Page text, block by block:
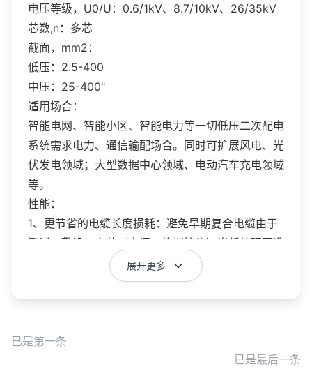
电压等级，U0/U：0.6/1kV、8.7/10kV、26/35kV
芯数,n：多芯
截面，mm2：
低压：2.5-400
中压：25-400"
适用场合：
智能电网、智能小区、智能电力等一切低压二次配电
系统需求电力、通信输配场合。同时可扩展风电、光
伏发电领域；大型数据中心领域、电动汽车充电领域
等。
性能：
1、更节省的电缆长度损耗：避免早期复合电缆由于
测试、敷设、安装（中间、终端接头）光纤处理而造
成的电缆整体长度损耗，增加电缆的采购成本；
2、更稳定的光传输质量：避免早期复合电缆由于电
缆长度的制约，增加光纤中间接续的接头，增加光纤
光纤适应电力电缆的敷设要求
3、更便捷的后期维护：避免早期复合电缆由于光纤
展开更多
已是第一条
已是最后一条